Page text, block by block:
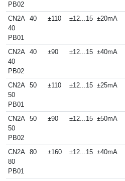
PB02
CN2A
40
PB01
40 ±110 ±12...15 ±20mA
CN2A
40
PB02
40 ±90 ±12...15 ±40mA
CN2A
50
PB01
50 ±110 ±12...15 ±25mA
CN2A
50
PB02
50 ±90 ±12...15 ±50mA
CN2A
80
PB01
80 ±160 ±12...15 ±40mA